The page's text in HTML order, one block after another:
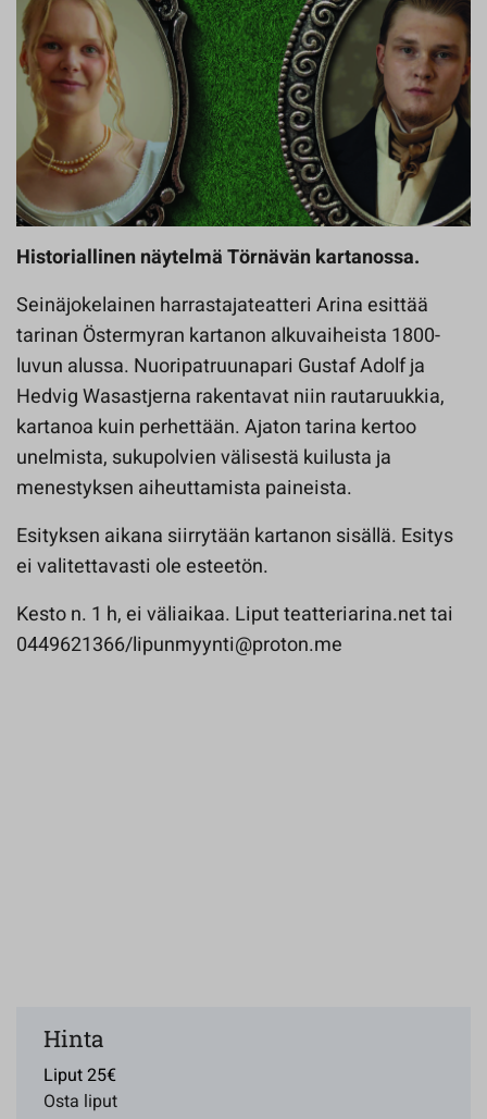
Historiallinen näytelmä Törnävän kartanossa.
Seinäjokelainen harrastajateatteri Arina esittää
tarinan Östermyran kartanon alkuvaiheista 1800-
luvun alussa. Nuoripatruunapari Gustaf Adolf ja
Hedvig Wasastjerna rakentavat niin rautaruukkia,
kartanoa kuin perhettään. Ajaton tarina kertoo
unelmista, sukupolvien välisestä kuilusta ja
menestyksen aiheuttamista paineista.
Esityksen aikana siirrytään kartanon sisällä. Esitys
ei valitettavasti ole esteetön.
Kesto n. 1 h, ei väliaikaa. Liput teatteriarina.net tai
0449621366/lipunmyynti@proton.me
Hinta
Liput 25€
Osta liput